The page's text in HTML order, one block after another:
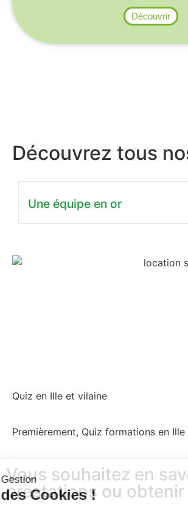
Découvrir
Découvrez tous
Une équipe en or
Quiz en Ille et vilaine
Premièrement, Quiz formations en
Vous souhaitez en
prestations ou